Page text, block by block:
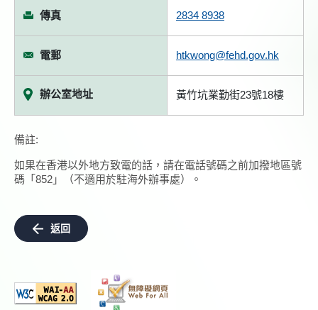
傳真 2834 8938
電郵 htkwong@fehd.gov.hk
辦公室地址 黃竹坑業勤街23號18樓
備註:
如果在香港以外地方致電的話，請在電話號碼之前加撥地區號
碼「852」（不適用於駐海外辦事處）。
返回